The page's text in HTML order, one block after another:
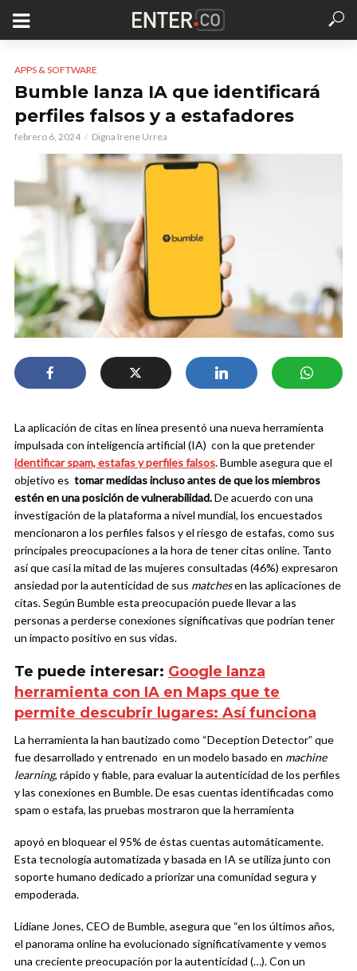
APPS & SOFTWARE
Bumble lanza IA que identificará
perfiles falsos y a estafadores
febrero 6, 2024 Digna Irene Urrea
La aplicación de citas en línea presentó una nueva herramienta
impulsada con inteligencia artificial (IA) con la que pretender
identificar spam, estafas y perfiles falsos. Bumble asegura que el
objetivo es tomar medidas incluso antes de que los miembros
estén en una posición de vulnerabilidad.De acuerdo con una
investigación de la plataforma a nivel mundial, los encuestados
mencionaron a los perfiles falsos y el riesgo de estafas, como sus
principales preocupaciones a la hora de tener citas online. Tanto
así que casi la mitad de las mujeres consultadas (46%) expresaron
ansiedad por la autenticidad de sus matchesen las aplicaciones de
citas. Según Bumble esta preocupación puede llevar a las
personas a perderse conexiones significativas que podrían tener
un impacto positivo en sus vidas.
Te puede interesar: Google lanza
herramienta con IA en Maps que te
permite descubrir lugares: Así funciona
La herramienta la han bautizado como “Deception Detector” que
fue desarrollado y entrenado en un modelo basado en machine
learning, rápido y fiable, para evaluar la autenticidad de los perfiles
y las conexiones en Bumble.De esas cuentas identificadas como
spam o estafa, las pruebas mostraron que la herramienta
apoyó en bloquear el 95% de éstas cuentas automáticamente.
Esta tecnología automatizada y basada en IA se utiliza junto con
soporte humano dedicado a priorizar una comunidad segura y
empoderada.
Lidiane Jones, CEO de Bumble, asegura que “en los últimos años,
el panorama online ha evolucionado significativamente y vemos
una creciente preocupación por la autenticidad (…). Con un